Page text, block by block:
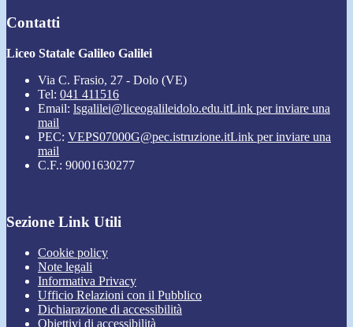
Contatti
Liceo Statale Galileo Galilei
Via C. Frasio, 27 - Dolo (VE)
Tel: 041 411516
Email: lsgalilei@liceogalileidolo.edu.itLink per inviare una
mail
PEC: VEPS07000G@pec.istruzione.itLink per inviare una
mail
C.F.: 90001630277
Sezione Link Utili
Cookie policy
Note legali
Informativa Privacy
Ufficio Relazioni con il Pubblico
Dichiarazione di accessibilità
Obiettivi di accessibilità